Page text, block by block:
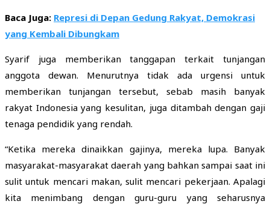
Baca Juga: Represi di Depan Gedung Rakyat, Demokrasi
yang Kembali Dibungkam
Syarif juga memberikan tanggapan terkait tunjangan
anggota dewan. Menurutnya tidak ada urgensi untuk
memberikan tunjangan tersebut, sebab masih banyak
rakyat Indonesia yang kesulitan, juga ditambah dengan gaji
tenaga pendidik yang rendah.
“Ketika mereka dinaikkan gajinya, mereka lupa. Banyak
masyarakat-masyarakat daerah yang bahkan sampai saat ini
sulit untuk mencari makan, sulit mencari pekerjaan. Apalagi
kita menimbang dengan guru-guru yang seharusnya